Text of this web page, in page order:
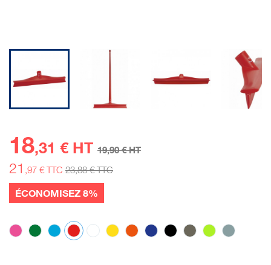
18,31 € HT 19,90 € HT
21 ,97 € TTC 23,88 € TTC
ÉCONOMISEZ 8%